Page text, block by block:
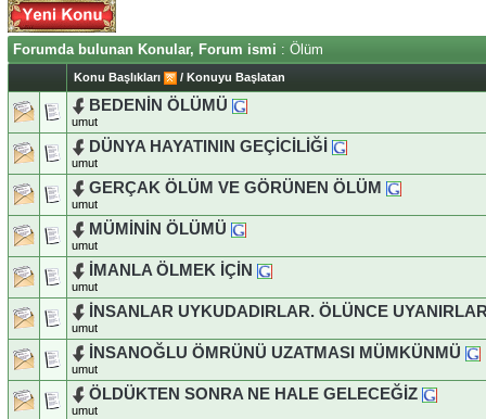
Forumda bulunan Konular, Forum ismi : Ölüm
Konu Başlıkları / Konuyu Başlatan
BEDENİN ÖLÜMÜ
umut
DÜNYA HAYATININ GEÇİCİLİĞİ
umut
GERÇAK ÖLÜM VE GÖRÜNEN ÖLÜM
umut
MÜMİNİN ÖLÜMÜ
umut
İMANLA ÖLMEK İÇİN
umut
İNSANLAR UYKUDADIRLAR. ÖLÜNCE
umut
İNSANOĞLU ÖMRÜNÜ UZATMASI MÜMKÜNMÜ
umut
ÖLDÜKTEN SONRA NE HALE GELECEĞİZ
umut